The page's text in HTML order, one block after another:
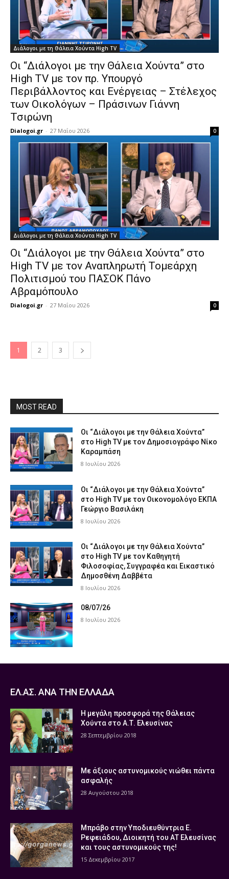
Διάλογοι με τη Θάλεια Χούντα High TV
Οι “Διάλογοι με την Θάλεια Χούντα” στο
High TV με τον πρ. Υπουργό
Περιβάλλοντος και Ενέργειας – Στέλεχος
των Οικολόγων – Πράσινων Γιάννη
Τσιρώνη
Dialogoi.gr - 27 Μαΐου 2026 0
Διάλογοι με τη Θάλεια Χούντα High TV
Οι “Διάλογοι με την Θάλεια Χούντα” στο
High TV με τον Αναπληρωτή Τομεάρχη
Πολιτισμού του ΠΑΣΟΚ Πάνο
Αβραμόπουλο
Dialogoi.gr - 27 Μαΐου 2026 0
1 2 3
MOST READ
Οι “Διάλογοι με την Θάλεια Χούντα”
στο High TV με τον Δημοσιογράφο Νίκο
Καραμπάση
8 Ιουλίου 2026
Οι “Διάλογοι με την Θάλεια Χούντα”
στο High TV με τον Οικονομολόγο ΕΚΠΑ
Γεώργιο Βασιλάκη
8 Ιουλίου 2026
Οι “Διάλογοι με την Θάλεια Χούντα”
στο High TV με τον Καθηγητή
Φιλοσοφίας, Συγγραφέα και Εικαστικό
Δημοσθένη Δαββέτα
8 Ιουλίου 2026
08/07/26
8 Ιουλίου 2026
ΕΛ.ΑΣ. ΑΝΑ ΤΗΝ ΕΛΛΑΔΑ
Η μεγάλη προσφορά της Θάλειας
Χούντα στο Α.Τ. Ελευσίνας
28 Σεπτεμβρίου 2018
Με άξιους αστυνομικούς νιώθει πάντα
ασφαλής
28 Αυγούστου 2018
Μπράβο στην Υποδιευθύντρια Ε.
Ρεφειάδου, Διοικητή του ΑΤ Ελευσίνας
και τους αστυνομικούς της!
15 Δεκεμβρίου 2017